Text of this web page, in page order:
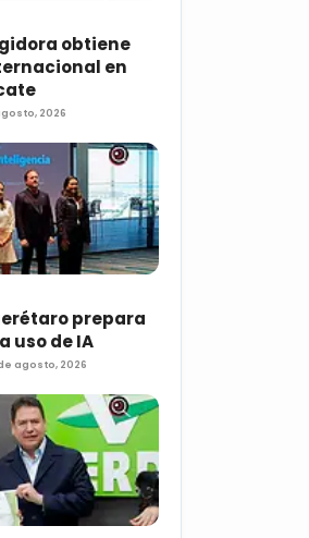
obtiene
en
2026
prepara
uso de IA
agosto, 2026